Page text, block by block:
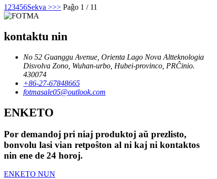
1 23456Sekva >>> Paĝo 1 / 11
kontaktu nin
No 52 Guanggu Avenue, Orienta Lago Nova Altteknologia
Disvolva Zono, Wuhan-urbo, Hubei-provinco, PRĈinio.
430074
+86-27-67848665
fotmasale05@outlook.com
ENKETO
Por demandoj pri niaj produktoj aŭ prezlisto,
bonvolu lasi vian retpoŝton al ni kaj ni kontaktos
nin ene de 24 horoj.
ENKETO NUN